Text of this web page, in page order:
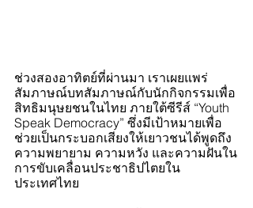
ช่วงสองอาทิตย์ที่ผ่านมา เราเผยแพร่
สัมภาษณ์บทสัมภาษณ์กับนักกิจกรรมเพื่อ
สิทธิมนุษยชนในไทย ภายใต้ซีรีส์ “Youth
Speak Democracy” ซึ่งมีเป้าหมายเพื่อ
ช่วยเป็นกระบอกเสียงให้เยาวชนได้พูดถึง
ความพยายาม ความหวัง และความฝันใน
การขับเคลื่อนประชาธิปไตยใน
ประเทศไทย